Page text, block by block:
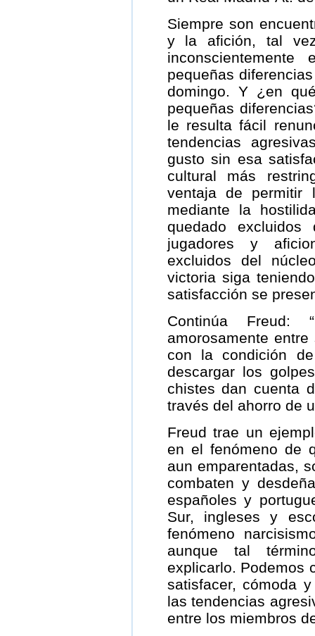
Siempre son
y la afición, tal
pequeñas
domingo. Y ¿en
pequeñas
le resulta fácil
tendencias
gusto sin esa
cultural más
ventaja de permitir
mediante la
quedado
jugadores y
excluidos del
victoria siga
satisfacción se
Continúa Freud:
amorosamente
con la condición
descargar los
chistes dan cuenta
través del ahorro de
Freud trae un
en el fenómeno de
aun emparentadas,
combaten y
españoles y
Sur, ingleses y
fenómeno
aunque tal
explicarlo. Podemos
satisfacer, cómoda
las tendencias
entre los miembros